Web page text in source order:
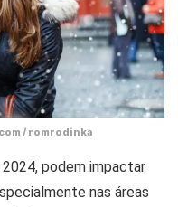
/ romrodinka
podem impactar
nas áreas